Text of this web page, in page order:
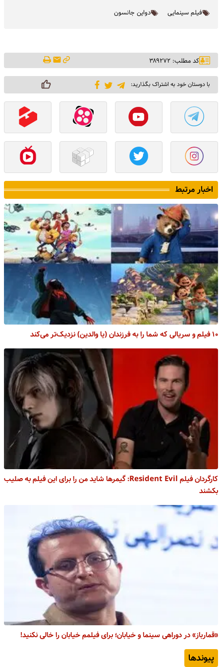
فیلم سینمایی دواین جانسون
کد مطلب: ۳۸۹۲۷۲
با دوستان خود به اشتراک بگذارید:
اخبار مرتبط
۱۰ فیلم و سریالی که شما را به فرزندان (یا والدین) نزدیک‌تر می‌کند
کارگردان فیلم Resident Evil: گیمرها شاید من را برای این فیلم به صلیب
بکشند
«قمارباز» در دوراهی سینما و خیابان؛ برای فیلمم خیابان را خالی نکنید!
پیوندها